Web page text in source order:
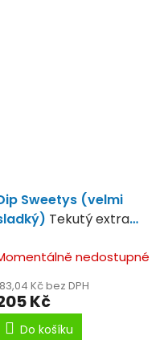
Sweetys (velmi
Tekutý extra
nedostupné
Kč bez DPH
Kč
Do košíku